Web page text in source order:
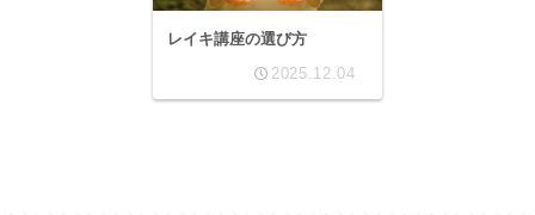
レイキ講座の選び方
2025.12.04